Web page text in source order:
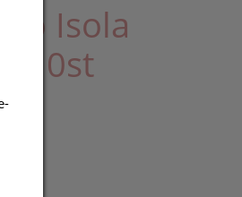
Isola
10st